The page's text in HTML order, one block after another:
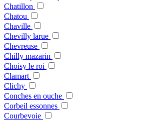
Chatillon
Chatou
Chaville
Chevilly larue
Chevreuse
Chilly mazarin
Choisy le roi
Clamart
Clichy
Conches en ouche
Corbeil essonnes
Courbevoie